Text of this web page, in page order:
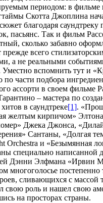
периодом: в фильме
Скотта Джоплина
благодаря саундтреку
пасьянс. Так и фильм
сколько забавно
прежде всего
а не реальными
Уместно вспомнить тут и
по части подбора
ассорти в своем фильме
– мастера по
в саундтреке[1].
желтым кирпичом»
Джека Джонса,
Сантаны, «Долгая
Orchestra и «Безымянная
специально написанной
Дэнни Элфмана «Ирвин
многоголосье постепенно
сливающихся с массой
свою роль и нашел свою
на просторах страны.